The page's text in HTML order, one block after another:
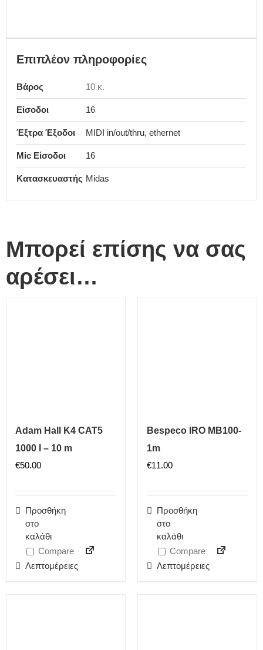
Επιπλέον πληροφορίες
Βάρος 10 κ.
Είσοδοι 16
Έξτρα Έξοδοι MIDI in/out/thru, ethernet
Mic Είσοδοι 16
Κατασκευαστής Midas
Μπορεί επίσης να σας
αρέσει…
Adam Hall K4 CAT5
1000 I – 10 m
€50.00
Προσθήκη
στο
καλάθι
Compare
Λεπτομέρειες
Bespeco IRO MB100-
1m
€11.00
Προσθήκη
στο
καλάθι
Compare
Λεπτομέρειες